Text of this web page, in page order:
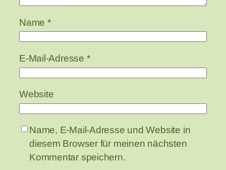
Name *
E-Mail-Adresse *
Website
Name, E-Mail-Adresse und Website in
diesem Browser für meinen nächsten
Kommentar speichern.